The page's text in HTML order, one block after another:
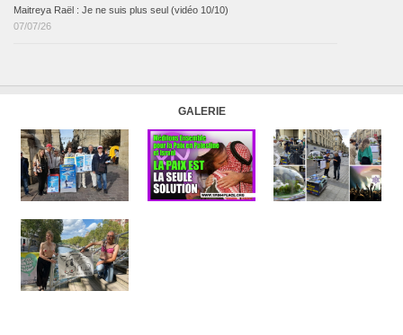
Maitreya Raël : Je ne suis plus seul (vidéo 10/10)
07/07/26
GALERIE